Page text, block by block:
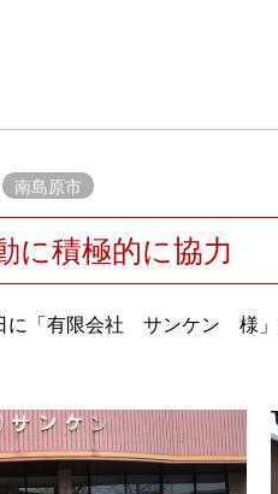
南島原市
に積極的に協力
に「有限会社 サンケン 様